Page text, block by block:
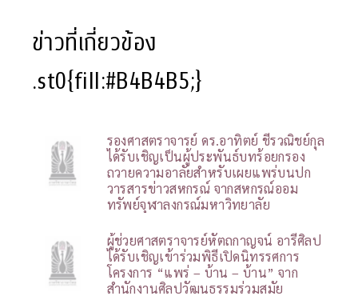
ข่าวที่เกี่ยวข้อง
.st0{fill:#B4B4B5;}
รองศาสตราจารย์ ดร.อาทิตย์ ชีรวณิชย์กุล
ได้รับเชิญเป็นผู้ประพันธ์บทร้อยกรอง
ถวายความอาลัยสำหรับเผยแพร่บนปก
วารสารข่าวสหกรณ์ จากสหกรณ์ออม
ทรัพย์จุฬาลงกรณ์มหาวิทยาลัย
ผู้ช่วยศาสตราจารย์หัตถกาญจน์ อารีศิลป
ได้รับเชิญเข้าร่วมพิธีเปิดนิทรรศการ
โครงการ “แพร่ – บ้าน – บ้าน” จาก
สำนักงานศิลปวัฒนธรรมร่วมสมัย